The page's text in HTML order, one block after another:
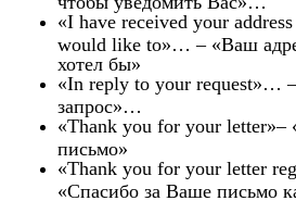
«I have received your
would like to»… – «Ваш
хотел бы»
«In reply to your request»…
запрос»…
«Thank you for your letter»–
письмо»
«Thank you for your letter
«Спасибо за Ваше письмо